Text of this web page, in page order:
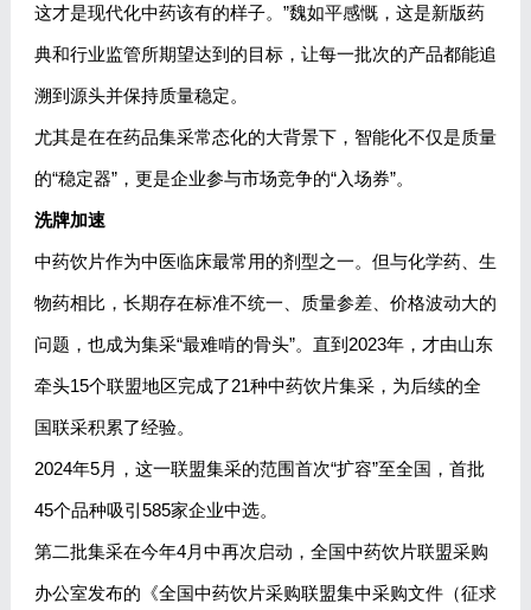
这才是现代化中药该有的样子。”魏如平感慨，这是新版药
典和行业监管所期望达到的目标，让每一批次的产品都能追
溯到源头并保持质量稳定。
尤其是在在药品集采常态化的大背景下，智能化不仅是质量
的“稳定器”，更是企业参与市场竞争的“入场券”。
洗牌加速
中药饮片作为中医临床最常用的剂型之一。但与化学药、生
物药相比，长期存在标准不统一、质量参差、价格波动大的
问题，也成为集采“最难啃的骨头”。直到2023年，才由山东
牵头15个联盟地区完成了21种中药饮片集采，为后续的全
国联采积累了经验。
2024年5月，这一联盟集采的范围首次“扩容”至全国，首批
45个品种吸引585家企业中选。
第二批集采在今年4月中再次启动，全国中药饮片联盟采购
办公室发布的《全国中药饮片采购联盟集中采购文件（征求